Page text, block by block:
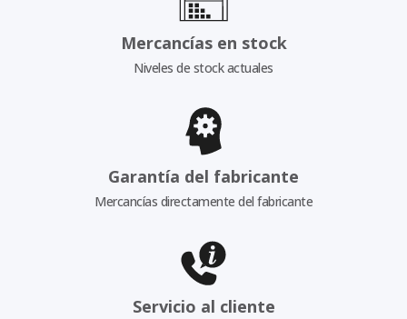
Mercancías en stock
Niveles de stock actuales
Garantía del fabricante
Mercancías directamente del fabricante
Servicio al cliente